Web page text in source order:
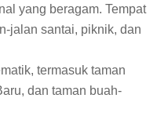
yang beragam. Tempat
jalan santai, piknik, dan
termasuk taman
dan taman buah-